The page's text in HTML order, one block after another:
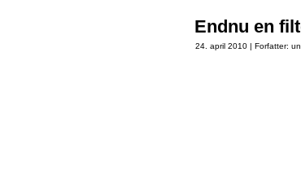
Endnu en
24. april 2010 | Forfatter: